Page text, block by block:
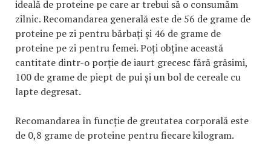
ideală de proteine pe care ar trebui să o consumăm
zilnic. Recomandarea generală este de 56 de grame de
proteine pe zi pentru bărbați și 46 de grame de
proteine pe zi pentru femei. Poți obține această
cantitate dintr-o porție de iaurt grecesc fără grăsimi,
100 de grame de piept de pui și un bol de cereale cu
lapte degresat.
Recomandarea în funcție de greutatea corporală este
de 0,8 grame de proteine pentru fiecare kilogram.